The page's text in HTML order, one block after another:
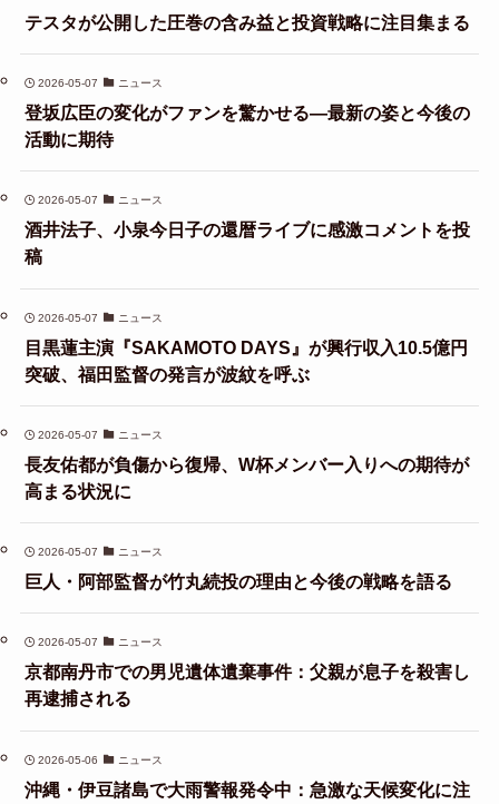
テスタが公開した圧巻の含み益と投資戦略に注目集まる
2026-05-07 ニュース
登坂広臣の変化がファンを驚かせる—最新の姿と今後の
活動に期待
2026-05-07 ニュース
酒井法子、小泉今日子の還暦ライブに感激コメントを投
稿
2026-05-07 ニュース
目黒蓮主演『SAKAMOTO DAYS』が興行収入10.5億円
突破、福田監督の発言が波紋を呼ぶ
2026-05-07 ニュース
長友佑都が負傷から復帰、W杯メンバー入りへの期待が
高まる状況に
2026-05-07 ニュース
巨人・阿部監督が竹丸続投の理由と今後の戦略を語る
2026-05-07 ニュース
京都南丹市での男児遺体遺棄事件：父親が息子を殺害し
再逮捕される
2026-05-06 ニュース
沖縄・伊豆諸島で大雨警報発令中：急激な天候変化に注